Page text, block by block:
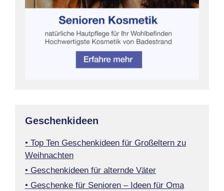
Geschenkideen
• Top Ten Geschenkideen für Großeltern zu
Weihnachten
• Geschenkideen für alternde Väter
• Geschenke für Senioren – Ideen für Oma